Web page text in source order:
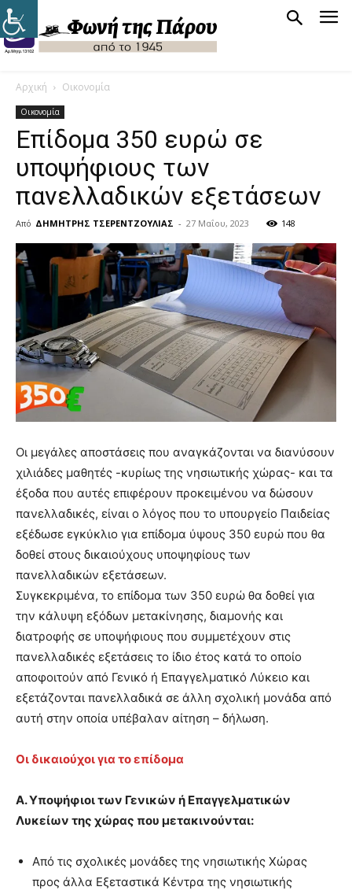
Αρχική Οικονομία
Οικονομία
Επίδομα 350 ευρώ σε
υποψήφιους των
πανελλαδικών εξετάσεων
Από ΔΗΜΗΤΡΗΣ ΤΣΕΡΕΝΤΖΟΥΛΙΑΣ - 27 Μαΐου, 2023 148
Οι μεγάλες αποστάσεις που αναγκάζονται να διανύσουν
χιλιάδες μαθητές -κυρίως της νησιωτικής χώρας- και τα
έξοδα που αυτές επιφέρουν προκειμένου να δώσουν
πανελλαδικές, είναι ο λόγος που το υπουργείο Παιδείας
εξέδωσε εγκύκλιο για επίδομα ύψους 350 ευρώ που θα
δοθεί στους δικαιούχους υποψηφίους των
πανελλαδικών εξετάσεων.
Συγκεκριμένα, το επίδομα των 350 ευρώ θα δοθεί για
την κάλυψη εξόδων μετακίνησης, διαμονής και
διατροφής σε υποψήφιους που συμμετέχουν στις
πανελλαδικές εξετάσεις το ίδιο έτος κατά το οποίο
αποφοιτούν από Γενικό ή Επαγγελματικό Λύκειο και
εξετάζονται πανελλαδικά σε άλλη σχολική μονάδα από
αυτή στην οποία υπέβαλαν αίτηση – δήλωση.
Οι δικαιούχοι για το επίδομα
Α. Υποψήφιοι των Γενικών ή Επαγγελματικών
Λυκείων της χώρας που μετακινούνται:
Από τις σχολικές μονάδες της νησιωτικής Χώρας
προς άλλα Εξεταστικά Κέντρα της νησιωτικής